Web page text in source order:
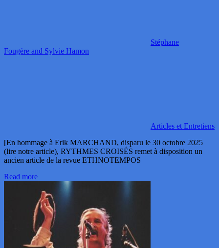
Stéphane
Fougère and Sylvie Hamon
Articles et Entretiens
[En hommage à Erik MARCHAND, disparu le 30 octobre 2025
(lire notre article), RYTHMES CROISÉS remet à disposition un
ancien article de la revue ETHNOTEMPOS
Read more